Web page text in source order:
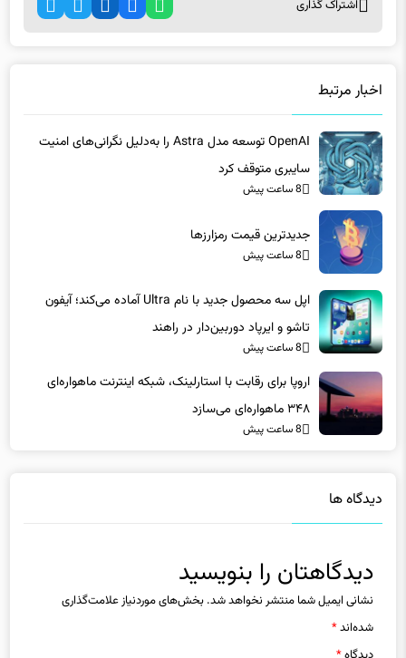
سایبری متوقف کرد
8 ساعت پیش
8 ساعت پیش
تاشو و ایرپاد دوربین‌دار در راهند
8 ساعت پیش
اروپا برای رقابت با استارلینک، شبکه اینترنت ماهواره‌ای
۳۴۸ ماهواره‌ای می‌سازد
8 ساعت پیش
نشانی ایمیل شما منتشر نخواهد شد.بخش‌های موردنیاز علامت‌گذاری
شده‌اند*
دیدگاه*